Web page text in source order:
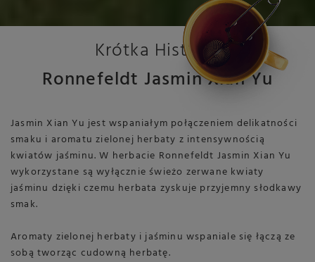
Jasmin Xian Yu jest wspaniałym połączeniem delikatności
smaku i aromatu zielonej herbaty z intensywnością
kwiatów jaśminu. W herbacie Ronnefeldt Jasmin Xian Yu
wykorzystane są wyłącznie świeżo zerwane kwiaty
jaśminu dzięki czemu herbata zyskuje przyjemny słodkawy
smak.
Aromaty zielonej herbaty i jaśminu wspaniale się łączą ze
sobą tworząc cudowną herbatę.
Krótka Historia
Ronnefeldt Jasmin Xian Yu